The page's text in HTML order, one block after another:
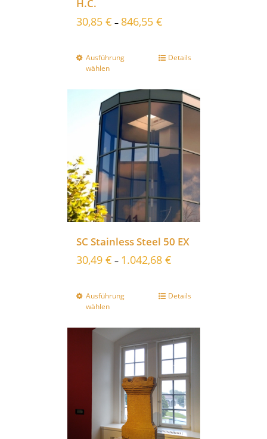
H.C.
30,85 € – 846,55 €
Ausführung
wählen
Details
SC Stainless Steel 50 EX
30,49 € – 1.042,68 €
Ausführung
wählen
Details